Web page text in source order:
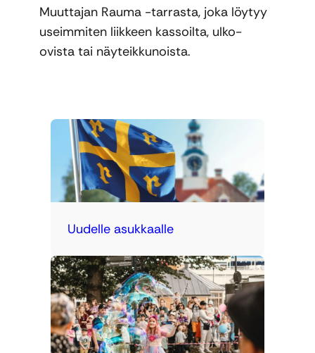
Muuttajan Rauma -tarrasta, joka löytyy
useimmiten liikkeen kassoilta, ulko-
ovista tai näyteikkunoista.
Uudelle asukkaalle